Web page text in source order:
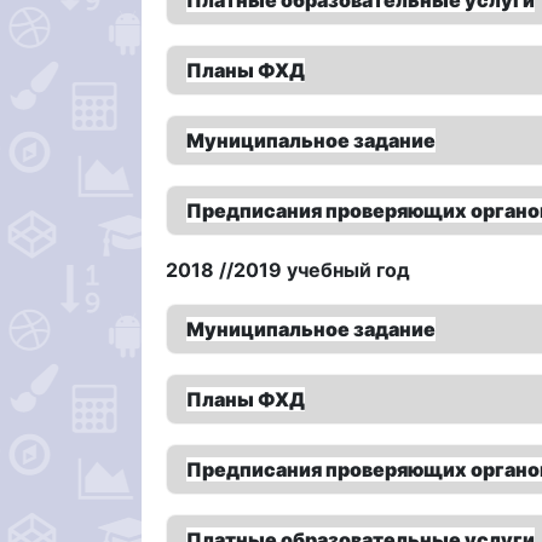
Планы ФХД
Муниципальное задание
Предписания проверяющих
2018 //2019 учебный год
Муниципальное задание
Планы ФХД
Предписания проверяющих